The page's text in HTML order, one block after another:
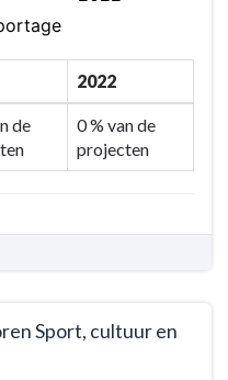
2022
de
0 % van de
projecten
Sport, cultuur en